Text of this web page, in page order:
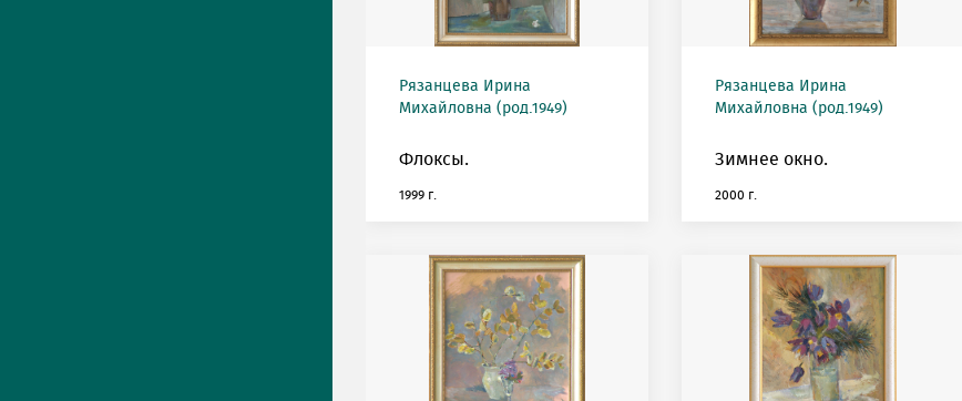
Рязанцева Ирина
Михайловна (род.1949)
Флоксы.
1999 г.
Рязанцева Ирина
Михайловна (род.1949)
Зимнее окно.
2000 г.